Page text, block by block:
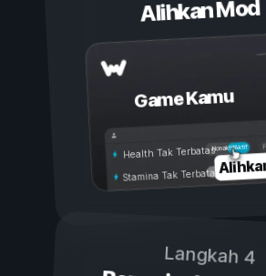
Alihkan Mod
Game Kamu
Aktif
Nonaktif
Health Tak Terbatas
Stamina Tak Terbatas
Langkah 4